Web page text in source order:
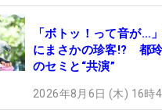
「ボトッ！って音が…
にまさかの珍客!? 都
のセミと“共演”
2026年8月6日 (木) 16時